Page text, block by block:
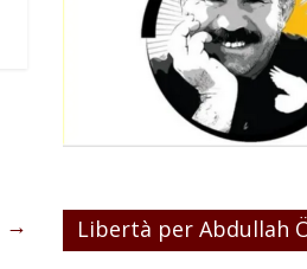
→ Libertà per Abdullah